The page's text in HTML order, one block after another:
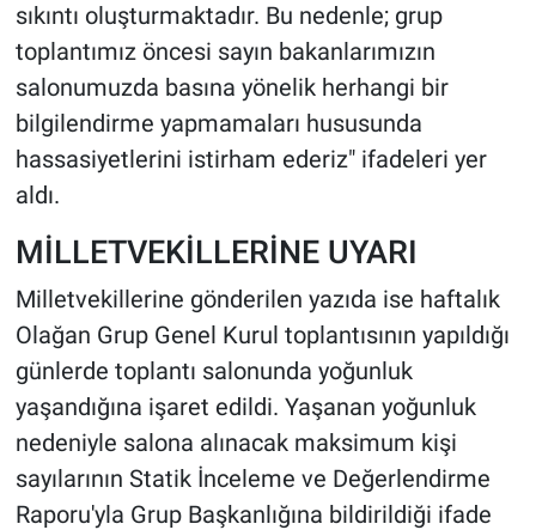
sıkıntı oluşturmaktadır. Bu nedenle; grup
toplantımız öncesi sayın bakanlarımızın
salonumuzda basına yönelik herhangi bir
bilgilendirme yapmamaları hususunda
hassasiyetlerini istirham ederiz" ifadeleri yer
aldı.
MİLLETVEKİLLERİNE UYARI
Milletvekillerine gönderilen yazıda ise haftalık
Olağan Grup Genel Kurul toplantısının yapıldığı
günlerde toplantı salonunda yoğunluk
yaşandığına işaret edildi. Yaşanan yoğunluk
nedeniyle salona alınacak maksimum kişi
sayılarının Statik İnceleme ve Değerlendirme
Raporu'yla Grup Başkanlığına bildirildiği ifade